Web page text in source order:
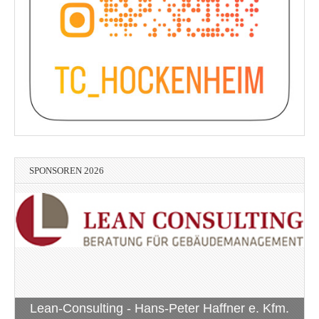
SPONSOREN 2026
Lean-Consulting - Hans-Peter Haffner e. Kfm.